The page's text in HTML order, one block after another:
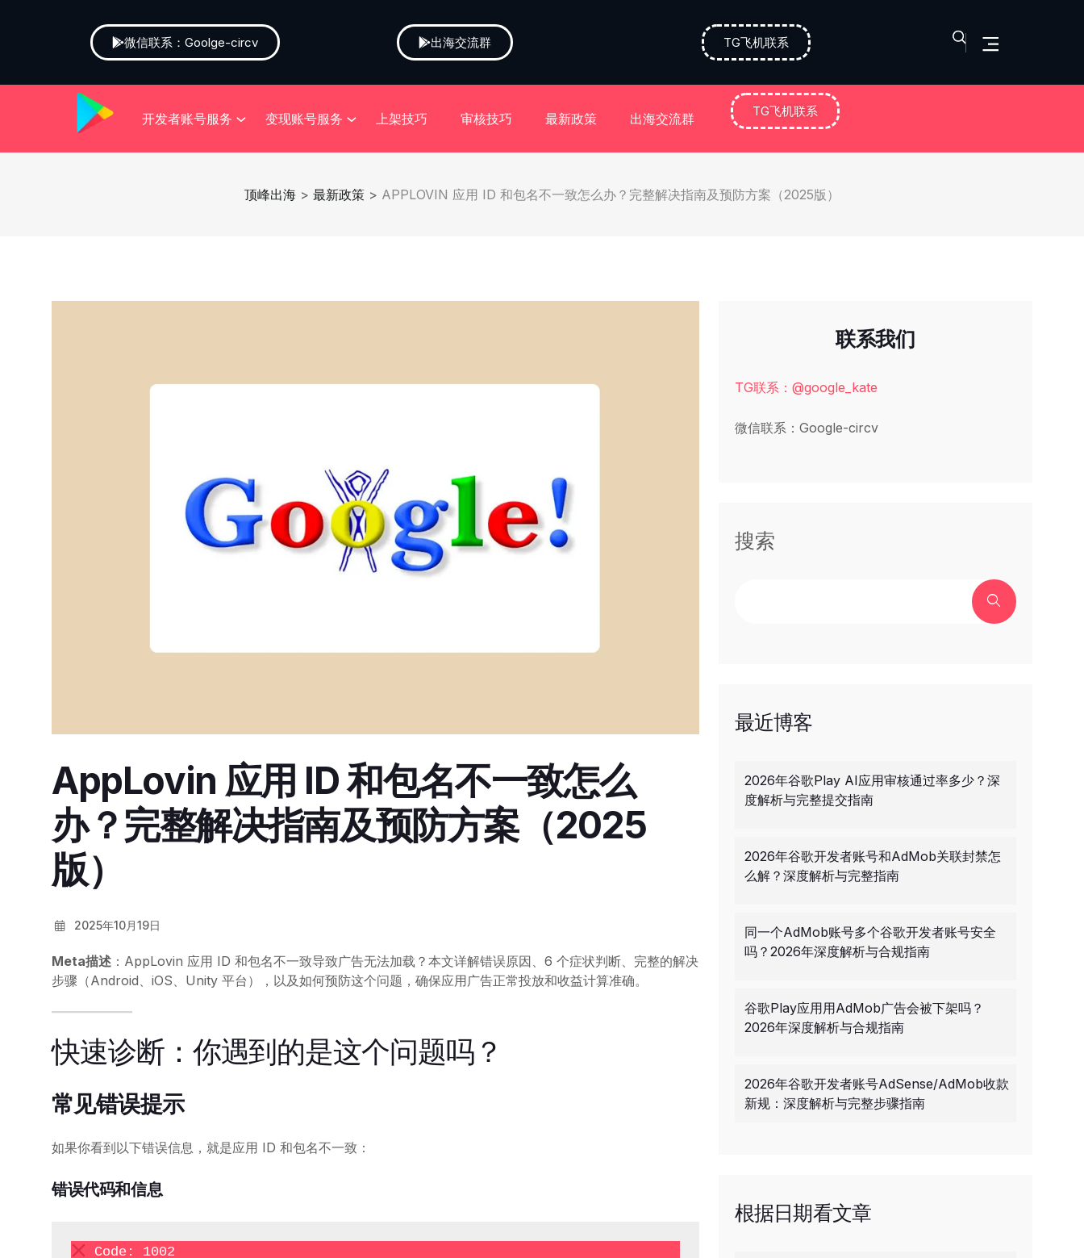
微信联系：Goolge-circv 出海交流群 TG飞机联系
开发者账号服务 变现账号服务 上架技巧 审核技巧 最新政策 出海交流群 TG飞机联系
顶峰出海 > 最新政策 > APPLOVIN 应用 ID 和包名不一致怎么办？完整解决指南及预防方案（2025版）
AppLovin 应用 ID 和包名不一致怎么
办？完整解决指南及预防方案（2025
版）
2025年10月19日
Meta描述 ：AppLovin 应用 ID 和包名不一致导致广告无法加载？本文详解错误原因、6 个症状判断、完整的解决
步骤（Android、iOS、Unity 平台），以及如何预防这个问题，确保应用广告正常投放和收益计算准确。
快速诊断：你遇到的是这个问题吗？
常见错误提示
如果你看到以下错误信息，就是应用 ID 和包名不一致：
错误代码和信息
Code: 1002
联系我们
TG联系：@google_kate
微信联系：Google-circv
搜索
最近博客
2026年谷歌Play AI应用审核通过率多少？深
度解析与完整提交指南
2026年谷歌开发者账号和AdMob关联封禁怎
么解？深度解析与完整指南
同一个AdMob账号多个谷歌开发者账号安全
吗？2026年深度解析与合规指南
谷歌Play应用用AdMob广告会被下架吗？
2026年深度解析与合规指南
2026年谷歌开发者账号AdSense/AdMob收款
新规：深度解析与完整步骤指南
根据日期看文章